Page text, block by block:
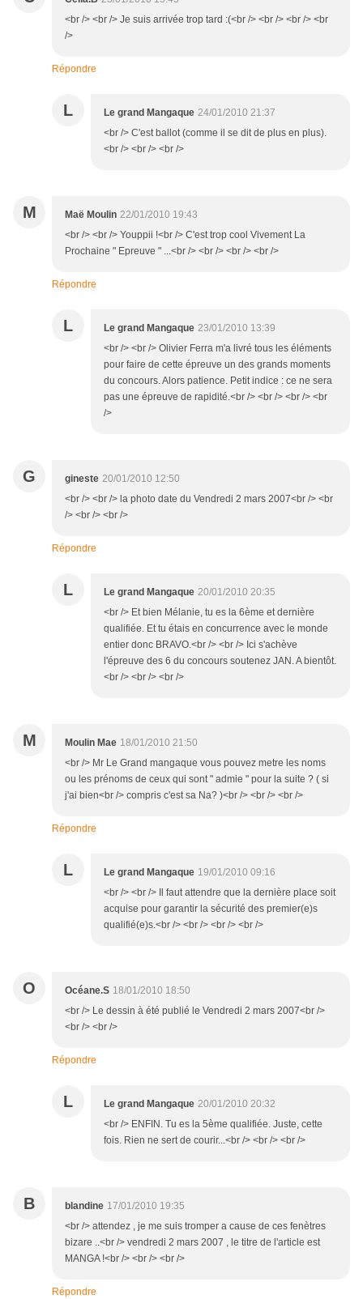
<br /> <br /> Je suis arrivée trop tard :(<br /> <br /> <br /> <br
/>
Répondre
L Le grand Mangaque 24/01/2010 21:37
<br /> C'est ballot (comme il se dit de plus en plus).
<br /> <br /> <br />
M Maë Moulin 22/01/2010 19:43
<br /> <br /> Youppii !<br /> C'est trop cool Vivement La
Prochaine " Epreuve " ...<br /> <br /> <br /> <br />
Répondre
L Le grand Mangaque 23/01/2010 13:39
<br /> <br /> Olivier Ferra m'a livré tous les éléments
pour faire de cette épreuve un des grands moments
du concours. Alors patience. Petit indice : ce ne sera
pas une épreuve de rapidité.<br /> <br /> <br /> <br
/>
G gineste 20/01/2010 12:50
<br /> <br /> la photo date du Vendredi 2 mars 2007<br /> <br
/> <br /> <br />
Répondre
L Le grand Mangaque 20/01/2010 20:35
<br /> Et bien Mélanie, tu es la 6ème et dernière
qualifiée. Et tu étais en concurrence avec le monde
entier donc BRAVO.<br /> <br /> Ici s'achève
l'épreuve des 6 du concours soutenez JAN. A bientôt.
<br /> <br /> <br />
M Moulin Mae 18/01/2010 21:50
<br /> Mr Le Grand mangaque vous pouvez metre les noms
ou les prénoms de ceux qui sont " admie " pour la suite ? ( si
j'ai bien<br /> compris c'est sa Na? )<br /> <br /> <br />
Répondre
L Le grand Mangaque 19/01/2010 09:16
<br /> <br /> Il faut attendre que la dernière place soit
acquise pour garantir la sécurité des premier(e)s
qualifié(e)s.<br /> <br /> <br /> <br />
O Océane.S 18/01/2010 18:50
<br /> Le dessin à été publié le Vendredi 2 mars 2007<br />
<br /> <br />
Répondre
L Le grand Mangaque 20/01/2010 20:32
<br /> ENFIN. Tu es la 5ème qualifiée. Juste, cette
fois. Rien ne sert de courir...<br /> <br /> <br />
B blandine 17/01/2010 19:35
<br /> attendez , je me suis tromper a cause de ces fenètres
bizare ..<br /> vendredi 2 mars 2007 , le titre de l'article est
MANGA !<br /> <br /> <br />
Répondre